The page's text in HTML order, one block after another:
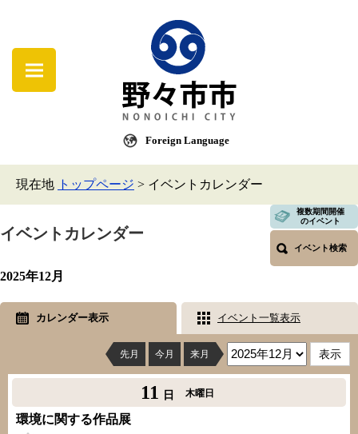
Foreign Language
現在地 トップページ > イベントカレンダー
イベントカレンダー
複数期間開催
のイベント
イベント検索
2025年12月
カレンダー表示 イベント一覧表示
先月 今月 来月
11 日 木曜日
環境に関する作品展